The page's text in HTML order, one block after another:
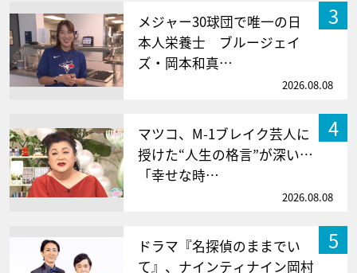
3
メジャー30球団で唯一の日
本人栄養士 ブルージェイ
ズ・岡本和真…
2026.08.08
4
マツコ、M-1ブレイク芸人に
授けた“人生の格言”が深い…
「幸せな時…
2026.08.08
5
ドラマ『名探偵のままでい
て』、ナインティナイン岡村